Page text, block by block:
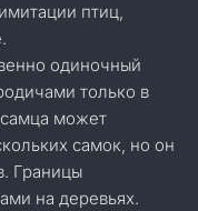
птиц,
одиночный
только в
может
самок, но он
Границы
на деревьях.